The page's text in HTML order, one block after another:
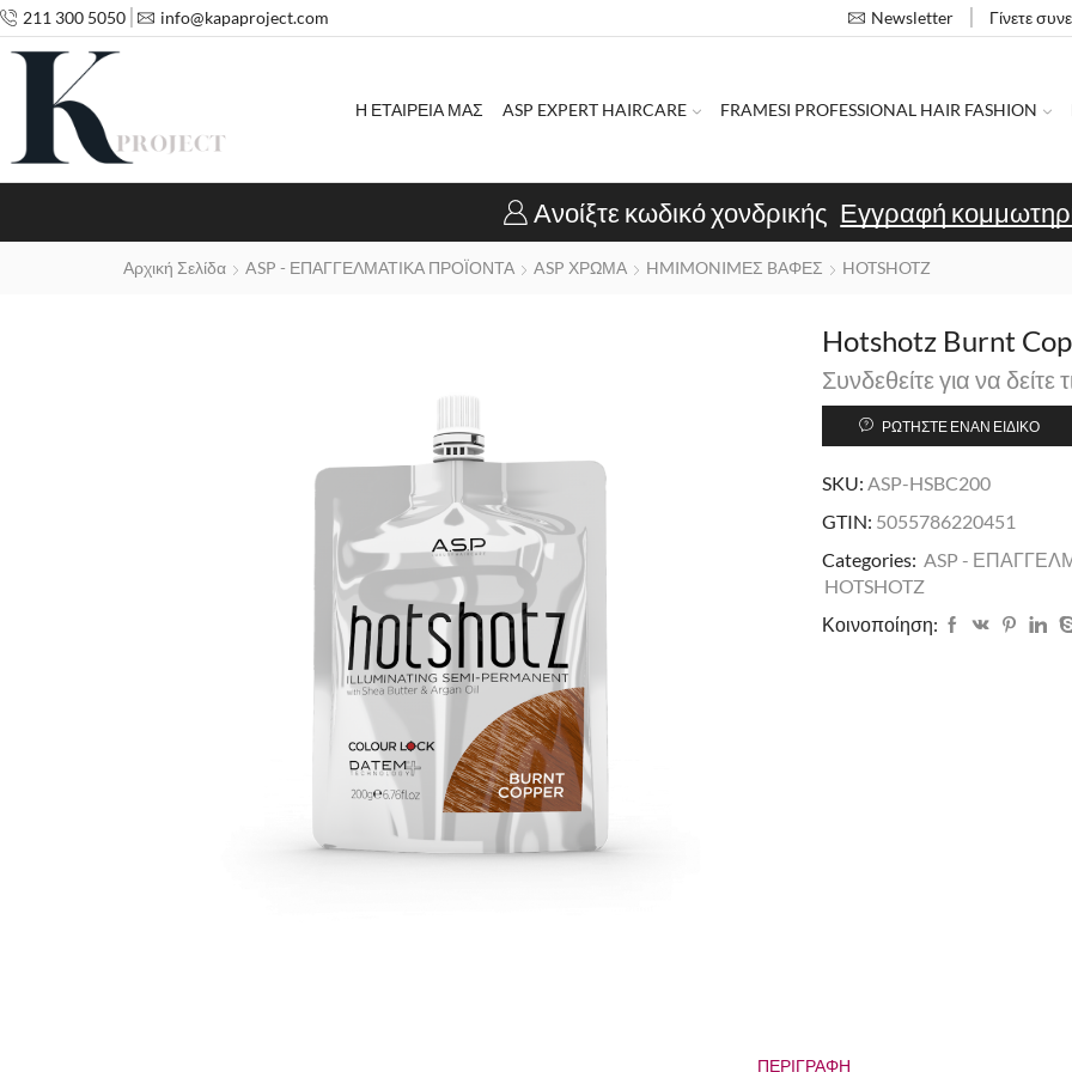
211 300 5050 info@kapaproject.com Newsletter Γίνετε
Η ΕΤΑΙΡΕΙΑ ΜΑΣ ASP EXPERT HAIRCARE FRAMESI PROFESSIONAL HAIR FASHION
Ανοίξτε κωδικό χονδρικής Εγγραφή
Αρχική Σελίδα ASP - ΕΠΑΓΓΕΛΜΑΤΙΚΑ ΠΡΟΪΟΝΤΑ ASP ΧΡΩΜΑ HMIMONIMΕΣ BΑΦΕΣ HOTSHOTZ
Hotshotz Burnt
Συνδεθείτε για να δείτε
ΡΩΤΉΣΤΕ ΈΝΑΝ ΕΙΔΙΚΌ
SKU: ASP-HSBC200
GTIN: 5055786220451
Categories: ASP -
HOTSHOTZ
Κοινοποίηση:
ΠΕΡΙΓΡΑΦΉ